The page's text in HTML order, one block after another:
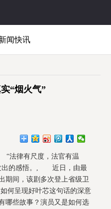
闻快讯
“烟火气”
法律有尺度，法官有温
发出的感悟。, 近日，由最
期间，该剧多次登上省级卫
何呈现好叶芯这句话的深意
哪些故事？演员又是如何选